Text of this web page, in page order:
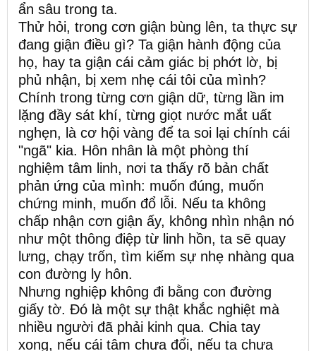
ẩn sâu trong ta.
Thử hỏi, trong cơn giận bùng lên, ta thực sự
đang giận điều gì? Ta giận hành động của
họ, hay ta giận cái cảm giác bị phớt lờ, bị
phủ nhận, bị xem nhẹ cái tôi của mình?
Chính trong từng cơn giận dữ, từng lần im
lặng đầy sát khí, từng giọt nước mắt uất
nghẹn, là cơ hội vàng để ta soi lại chính cái
"ngã" kia. Hôn nhân là một phòng thí
nghiệm tâm linh, nơi ta thấy rõ bản chất
phản ứng của mình: muốn đúng, muốn
chứng minh, muốn đổ lỗi. Nếu ta không
chấp nhận cơn giận ấy, không nhìn nhận nó
như một thông điệp từ linh hồn, ta sẽ quay
lưng, chạy trốn, tìm kiếm sự nhẹ nhàng qua
con đường ly hôn.
Nhưng nghiệp không đi bằng con đường
giấy tờ. Đó là một sự thật khắc nghiệt mà
nhiều người đã phải kinh qua. Chia tay
xong, nếu cái tâm chưa đổi, nếu ta chưa